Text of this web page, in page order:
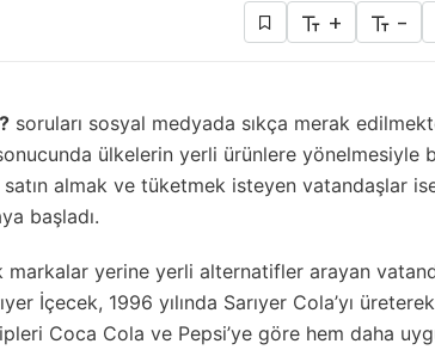
+ -
soruları sosyal medyada sıkça merak
ülkelerin yerli ürünlere yönelmesiyle
almak ve tüketmek isteyen vatandaşlar ise
başladı.
yerine yerli alternatifler arayan
İçecek, 1996 yılında Sarıyer Cola’yı
Coca Cola ve Pepsi’ye göre hem daha